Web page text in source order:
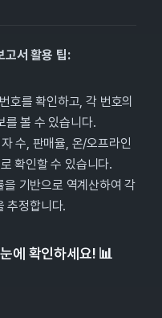
고서 활용 팁:
호를 확인하고, 각 번호의
를 볼 수 있습니다.
수, 판매율, 온/오프라인
확인할 수 있습니다.
을 기반으로 역계산하여 각
추정합니다.
에 확인하세요! 📊